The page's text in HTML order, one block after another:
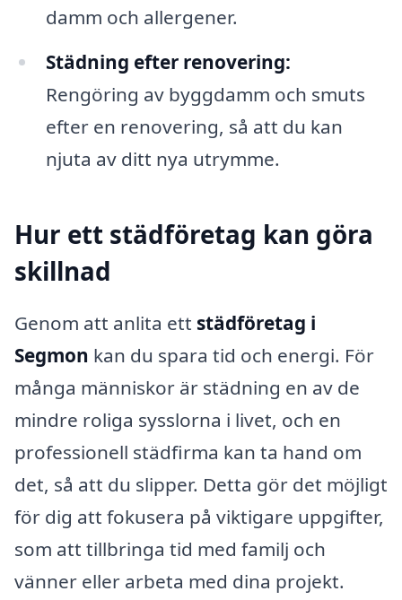
damm och allergener.
Städning efter renovering:
Rengöring av byggdamm och smuts
efter en renovering, så att du kan
njuta av ditt nya utrymme.
Hur ett städföretag kan göra
skillnad
Genom att anlita ett städföretag i
Segmon kan du spara tid och energi. För
många människor är städning en av de
mindre roliga sysslorna i livet, och en
professionell städfirma kan ta hand om
det, så att du slipper. Detta gör det möjligt
för dig att fokusera på viktigare uppgifter,
som att tillbringa tid med familj och
vänner eller arbeta med dina projekt.